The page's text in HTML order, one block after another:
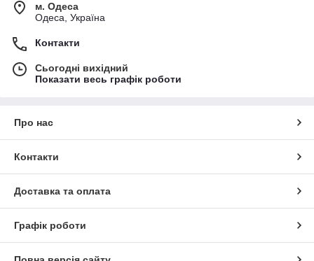
м. Одеса
Одеса, Україна
Контакти
Сьогодні вихідний
Показати весь графік роботи
Про нас
Контакти
Доставка та оплата
Графік роботи